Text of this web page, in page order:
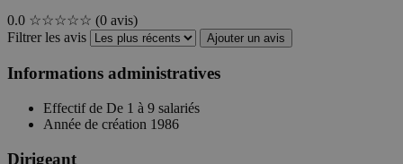
0.0 ☆☆☆☆☆ (0 avis)
Filtrer les avis
Ajouter un avis
Informations administratives
Effectif de De 1 à 9 salariés
Année de création 1986
Dirigeant